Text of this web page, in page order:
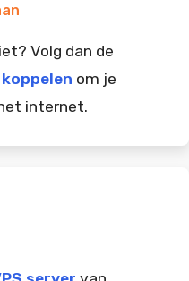
Volg dan de
om je
internet.